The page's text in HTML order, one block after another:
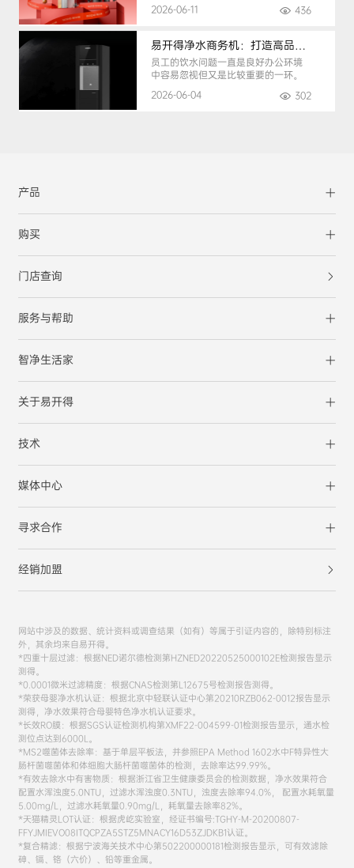
2026-06-11
436
易开得净水商务机：打造高品质办公健康饮水环境
员工的饮水问题一直是良好办公环境
中容易忽视但又是比较重要的一环。
2026-06-04
302
产品
购买
门店查询
服务与帮助
智净生活家
关于易开得
技术
媒体中心
寻求合作
经销加盟
网站中涉及的数据、统计资料或调查结果（如有）等属于引证内容的，除特别标注
外，其余均来自易开得。
*四重十层过滤：根据NED诺尔德检测第HZNED20220525000102E检测报告显示
测得。
*0.0001微米过滤精度：根据CNAS检测第L12675号检测报告测得。
*荣获母婴净水机认证：根据北京中轻联认证中心第20210RZB062-0012报告显示
测得，净水效果符合母婴特色净水机认证要求。
*长效RO膜：根据SGS认证检测机构第XMF22-004599-01检测报告显示，通水检
测位点达到6000L。
*MS2噬菌体去除率：基于单层平板法，并参照EPA Method 1602水中F特异性大
肠杆菌噬菌体和体细胞大肠杆菌噬菌体的检测，去除率达99.99%。
*有效去除水中有害物质：根据浙江省卫生健康委员会的检测数据，净水效果符合
配置水浑浊度5.0NTU，过滤水浑浊度0.3NTU，浊度去除率94.0%， 配置水耗氧量
5.00mg/L，过滤水耗氧量0.90mg/L，耗氧量去除率82%。
*天猫精灵LOT认证：根据虎屹实验室，经证书编号:TGHY-M-20200807-
FFYJMIEVO08ITQCPZA5STZ5MNACY16D53ZJDKB1认证。
*复合精滤：根据宁波海关技术中心第502200000181检测报告显示，可有效滤除
砷、镉、铬（六价）、铅等重金属。